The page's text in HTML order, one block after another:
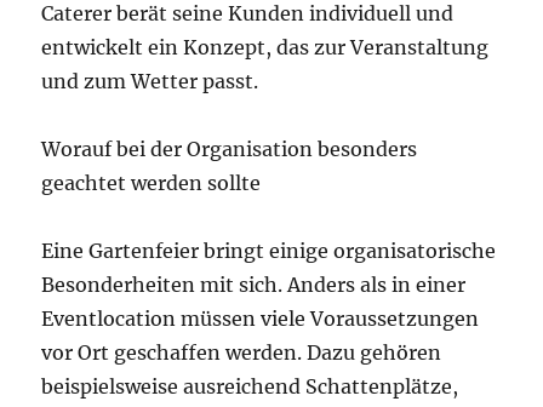
Caterer berät seine Kunden individuell und
entwickelt ein Konzept, das zur Veranstaltung
und zum Wetter passt.
Worauf bei der Organisation besonders
geachtet werden sollte
Eine Gartenfeier bringt einige organisatorische
Besonderheiten mit sich. Anders als in einer
Eventlocation müssen viele Voraussetzungen
vor Ort geschaffen werden. Dazu gehören
beispielsweise ausreichend Schattenplätze,